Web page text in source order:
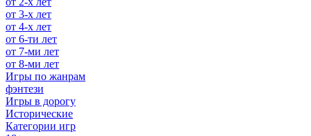
от 3-х лет
от 4-х лет
от 6-ти лет
от 7-ми лет
от 8-ми лет
Игры по жанрам
фэнтези
Игры в дорогу
Исторические
Категории игр